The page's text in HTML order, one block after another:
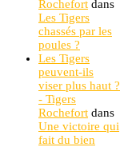
Rochefort dans
Les Tigers
chassés par les
poules ?
Les Tigers
peuvent-ils
viser plus haut ?
- Tigers
Rochefort dans
Une victoire qui
fait du bien